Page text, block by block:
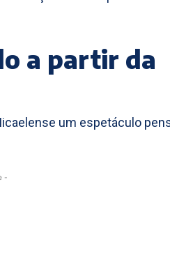
a partir da
um espetáculo
-